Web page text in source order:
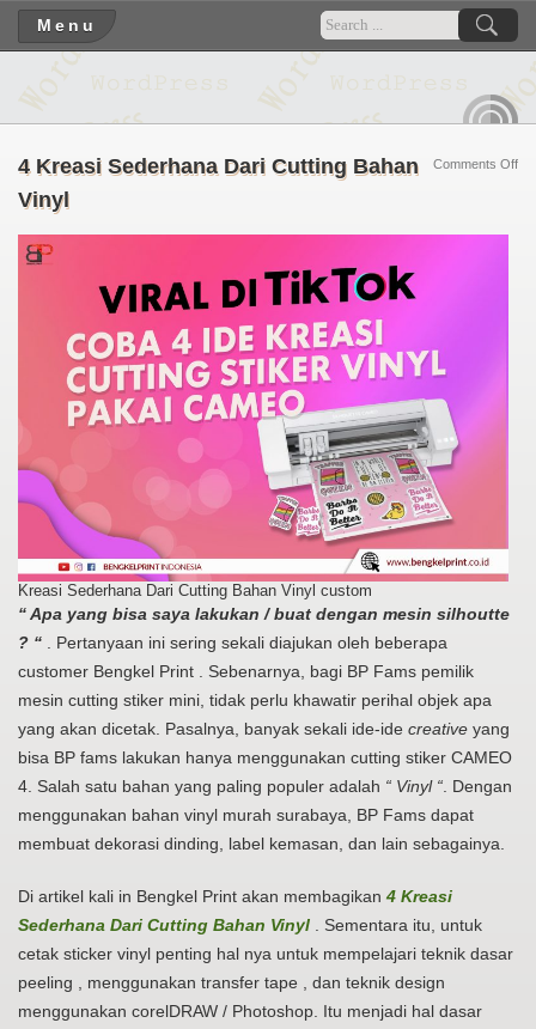
Menu
4 Kreasi Sederhana Dari Cutting Bahan
Vinyl
Kreasi Sederhana Dari Cutting Bahan Vinyl custom
“ Apa yang bisa saya lakukan / buat dengan mesin silhoutte
? “ . Pertanyaan ini sering sekali diajukan oleh beberapa
customer Bengkel Print . Sebenarnya, bagi BP Fams pemilik
mesin cutting stiker mini, tidak perlu khawatir perihal objek apa
yang akan dicetak. Pasalnya, banyak sekali ide-ide creative yang
bisa BP fams lakukan hanya menggunakan cutting stiker CAMEO
4. Salah satu bahan yang paling populer adalah “ Vinyl “ . Dengan
menggunakan bahan vinyl murah surabaya, BP Fams dapat
membuat dekorasi dinding, label kemasan, dan lain sebagainya.
Di artikel kali in Bengkel Print akan membagikan 4 Kreasi
Sederhana Dari Cutting Bahan Vinyl
. Sementara itu, untuk
cetak sticker vinyl penting hal nya untuk mempelajari teknik dasar
peeling , menggunakan transfer tape , dan teknik design
menggunakan corelDRAW / Photoshop. Itu menjadi hal dasar
Comments Offon